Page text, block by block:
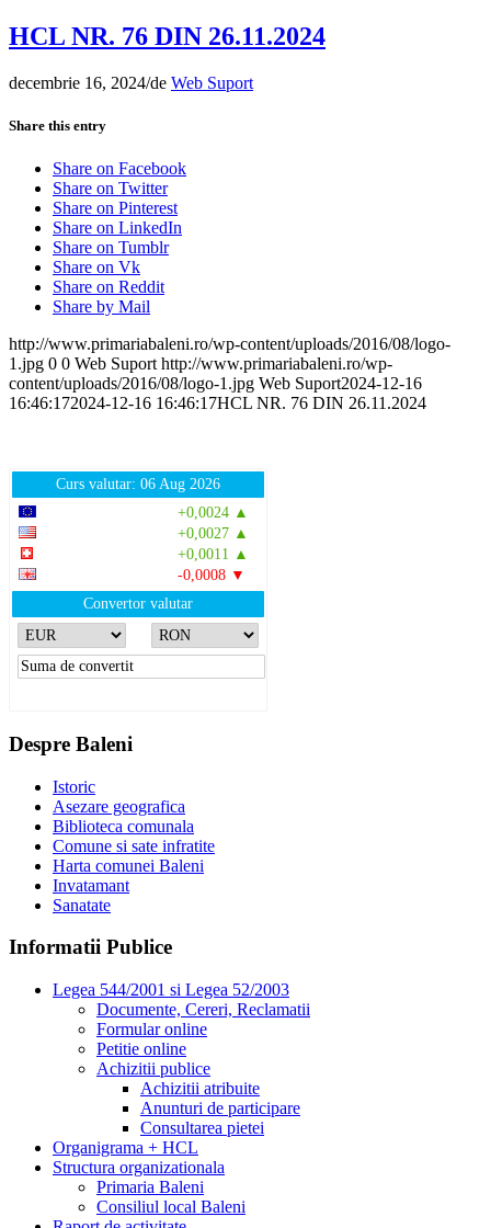
HCL NR. 76 DIN 26.11.2024
decembrie 16, 2024/de Web Suport
Share this entry
Share on Facebook
Share on Twitter
Share on Pinterest
Share on LinkedIn
Share on Tumblr
Share on Vk
Share on Reddit
Share by Mail
http://www.primariabaleni.ro/wp-content/uploads/2016/08/logo-
1.jpg 0 0 Web Suport http://www.primariabaleni.ro/wp-
content/uploads/2016/08/logo-1.jpg Web Suport2024-12-16
16:46:172024-12-16 16:46:17HCL NR. 76 DIN 26.11.2024
Curs valutar: 06 Aug 2026
+0,0024 ▲
+0,0027 ▲
+0,0011 ▲
-0,0008 ▼
Convertor valutar
Despre Baleni
Istoric
Asezare geografica
Biblioteca comunala
Comune si sate infratite
Harta comunei Baleni
Invatamant
Sanatate
Informatii Publice
Legea 544/2001 si Legea 52/2003
Documente, Cereri, Reclamatii
Formular online
Petitie online
Achizitii publice
Achizitii atribuite
Anunturi de participare
Consultarea pietei
Organigrama + HCL
Structura organizationala
Primaria Baleni
Consiliul local Baleni